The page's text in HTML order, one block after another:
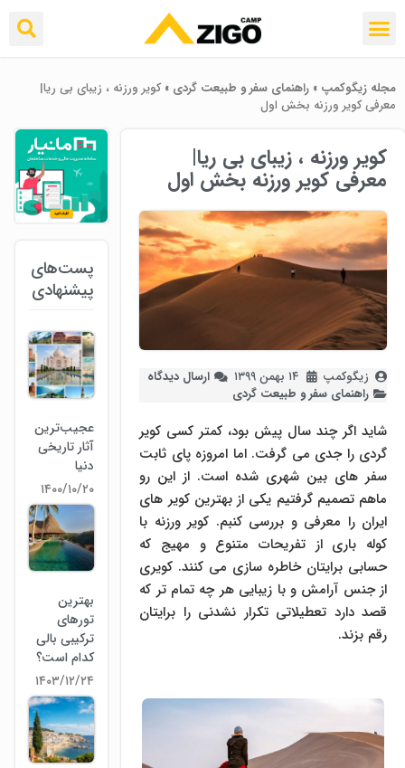
مجله زیگوکمپ » راهنمای سفر و طبیعت گردی » کویر ورزنه ، زیبای بی ریا|
معرفی کویر ورزنه بخش اول
کویر ورزنه ، زیبای بی ریا|
معرفی کویر ورزنه بخش اول
زیگوکمپ ۱۴ بهمن ۱۳۹۹
ارسال دیدگاه
راهنمای سفر و طبیعت گردی
شاید اگر چند سال پیش بود، کمتر کسی کویر
گردی را جدی می گرفت. اما امروزه پای ثابت
سفر های بین شهری شده است. از این رو
ماهم تصمیم گرفتیم یکی از بهترین کویر های
ایران را معرفی و بررسی کنبم. کویر ورزنه با
کوله باری از تفریحات متنوع و مهیج که
حسابی برایتان خاطره سازی می کنند. کویری
از جنس آرامش و با زیبایی هر چه تمام تر که
قصد دارد تعطیلاتی تکرار نشدنی را برایتان
رقم بزند.
پست‌های
پیشنهادی
عجیب‌ترین
آثار تاریخی
دنیا
۱۴۰۰/۱۰/۲۰
بهترین
تورهای
ترکیبی بالی
کدام است؟
۱۴۰۳/۱۲/۲۴